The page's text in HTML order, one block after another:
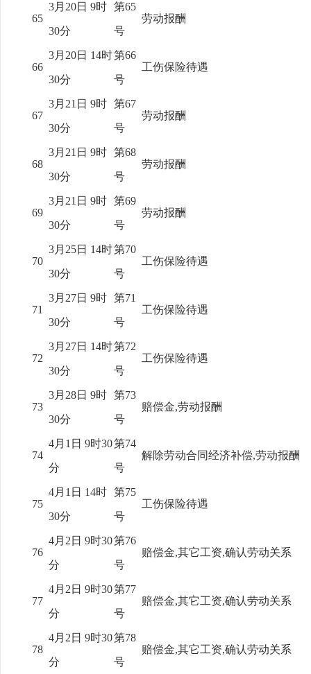
65
3月20日 9时
30分
第65
号
劳动报酬
66
3月20日 14时
30分
第66
号
工伤保险待遇
67
3月21日 9时
30分
第67
号
劳动报酬
68
3月21日 9时
30分
第68
号
劳动报酬
69
3月21日 9时
30分
第69
号
劳动报酬
70
3月25日 14时
30分
第70
号
工伤保险待遇
71
3月27日 9时
30分
第71
号
工伤保险待遇
72
3月27日 14时
30分
第72
号
工伤保险待遇
73
3月28日 9时
30分
第73
号
赔偿金,劳动报酬
74
4月1日 9时30
分
第74
号
解除劳动合同经济补偿,劳动报酬
75
4月1日 14时
30分
第75
号
工伤保险待遇
76
4月2日 9时30
分
第76
号
赔偿金,其它工资,确认劳动关系
77
4月2日 9时30
分
第77
号
赔偿金,其它工资,确认劳动关系
78
4月2日 9时30
分
第78
号
赔偿金,其它工资,确认劳动关系